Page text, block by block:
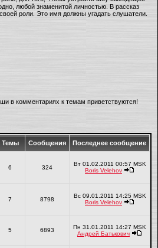
любой знаменитой личностью. В рассказ
роли. Это имя должны угадать слушатели.
в комментариях к темам приветствуются!
Темы Сообщения Последнее сообщение
6 324
Вт 01.02.2011 00:57 MSK
Boris Velehov
7 8798
Вс 09.01.2011 14:25 MSK
Boris Velehov
5 6893
Пн 31.01.2011 14:27 MSK
Андрей Батькович